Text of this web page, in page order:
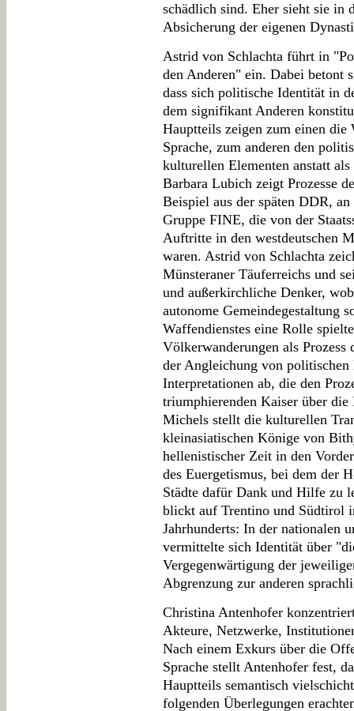
schädlich sind. Eher sieht sie in
Absicherung der eigenen
Astrid von Schlachta führt in
den Anderen" ein. Dabei betont
dass sich politische Identität in
dem signifikant Anderen
Hauptteils zeigen zum einen die
Sprache, zum anderen den
kulturellen Elementen anstatt
Barbara Lubich zeigt Prozesse
Beispiel aus der späten DDR,
Gruppe FINE, die von der
Auftritte in den westdeutschen
waren. Astrid von Schlachta
Münsteraner Täuferreichs und
und außerkirchliche Denker,
autonome Gemeindegestaltung
Waffendienstes eine Rolle
Völkerwanderungen als
der Angleichung von
Interpretationen ab, die den
triumphierenden Kaiser über die
Michels stellt die kulturellen
kleinasiatischen Könige von
hellenistischer Zeit in den
des Euergetismus, bei dem der
Städte dafür Dank und Hilfe zu
blickt auf Trentino und Südtirol
Jahrhunderts: In der nationalen
vermittelte sich Identität über
Vergegenwärtigung der
Abgrenzung zur anderen
Christina Antenhofer
Akteure, Netzwerke,
Nach einem Exkurs über die
Sprache stellt Antenhofer fest,
Hauptteils semantisch
folgenden Überlegungen